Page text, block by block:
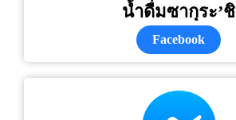
น้ำดื่มซากุระ’ชิ
Facebook